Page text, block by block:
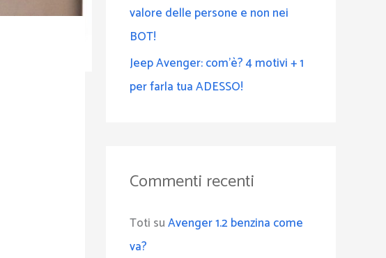
valore delle persone e non nei
BOT!
Jeep Avenger: com’è? 4 motivi + 1
per farla tua ADESSO!
Commenti recenti
Toti suAvenger 1.2 benzina come
va?